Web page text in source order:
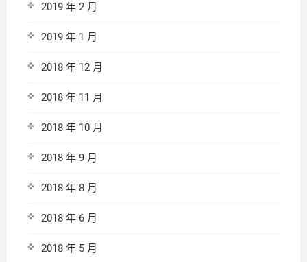
2019 年 2 月
2019 年 1 月
2018 年 12 月
2018 年 11 月
2018 年 10 月
2018 年 9 月
2018 年 8 月
2018 年 6 月
2018 年 5 月